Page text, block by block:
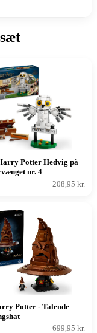
Potter Hedvig på
nr. 4
208,95 kr.
Potter - Talende
699,95 kr.